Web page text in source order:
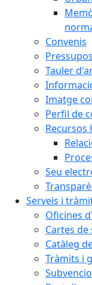
Convenis
Tauler
Imatge
Perfil de
Recursos
Seu
Serveis i
Oficines
Cartes de
Catàleg
Tràmits i